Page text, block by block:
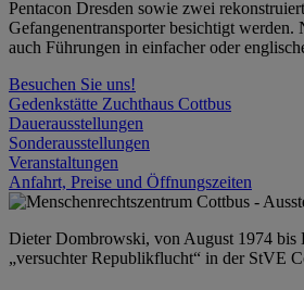
Pentacon Dresden sowie zwei
Gefangenentransporter besichtigt werden.
auch Führungen in einfacher oder
Besuchen Sie uns!
Gedenkstätte Zuchthaus Cottbus
Dauerausstellungen
Sonderausstellungen
Veranstaltungen
Anfahrt, Preise und Öffnungszeiten
Dieter Dombrowski, von August 1974 bis
„versuchter Republikflucht“ in der StVE